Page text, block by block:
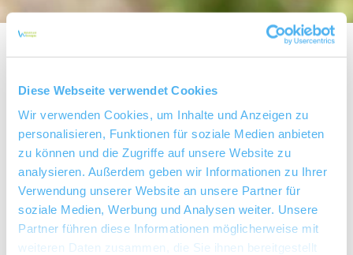
Diese Webseite verwendet Cookies
Wir verwenden Cookies, um Inhalte und Anzeigen zu
personalisieren, Funktionen für soziale Medien anbieten
zu können und die Zugriffe auf unsere Website zu
analysieren. Außerdem geben wir Informationen zu Ihrer
Verwendung unserer Website an unsere Partner für
soziale Medien, Werbung und Analysen weiter. Unsere
Partner führen diese Informationen möglicherweise mit
weiteren Daten zusammen, die Sie ihnen bereitgestellt
Michel Pfannebecker zu den Spitzenbetrieben
Rheinhessens gehört. Mit großem Engagement ging
es in den letzten Jahren auf der Qualitätsleiter ganz
weit nach oben. Und dort arbeiten die beiden Brüder
kompromisslos an herausragenden Weinen. Heinfried
und Gerold Pfannebecker zählen zu denjenigen
Winzern in Rheinhessen, die mit Bravour zeigen,
welches große Potenzial in den klassischen